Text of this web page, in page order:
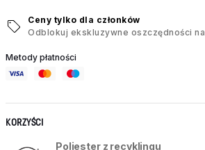
Ceny tylko dla członków
Odblokuj ekskluzywne oszczędności
Metody płatności
KORZYŚCI
Poliester z recyklingu